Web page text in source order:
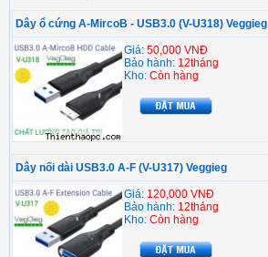
Dây ổ cứng A-MircoB - USB3.0 (V-U318) Veggieg
Giá: 50,000 VNĐ
Bảo hành: 12tháng
Kho: Còn hàng
Dây nối dài USB3.0 A-F (V-U317) Veggieg
Giá: 120,000 VNĐ
Bảo hành: 12tháng
Kho: Còn hàng